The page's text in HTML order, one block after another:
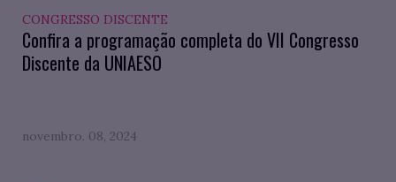
CONGRESSO DISCENTE
Confira a programação completa do VII Congresso
Discente da UNIAESO
novembro. 08, 2024